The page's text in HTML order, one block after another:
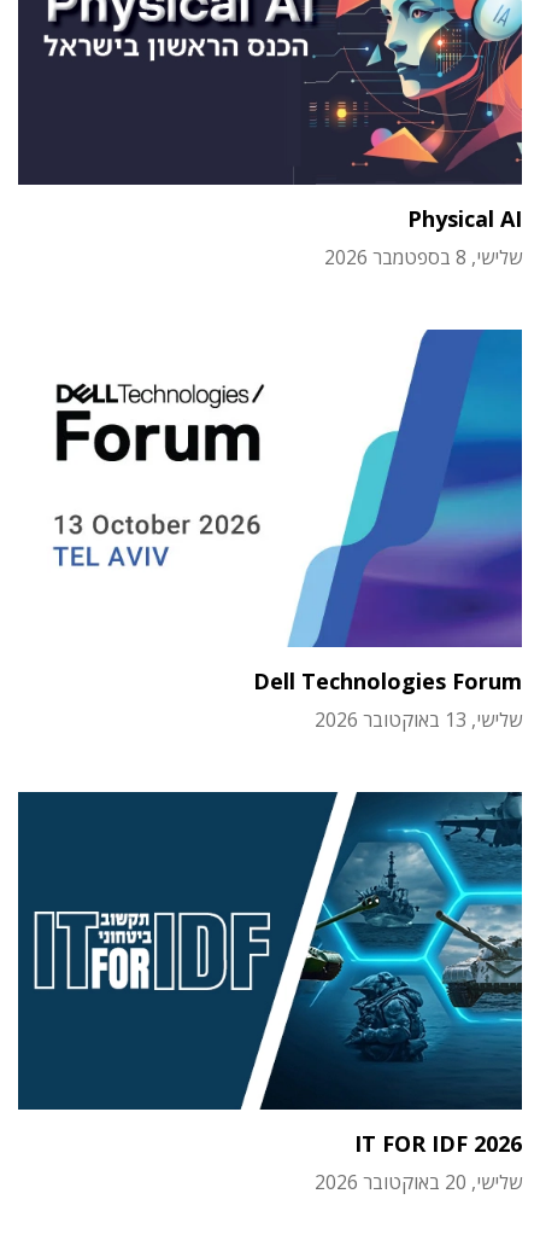
Physical AI
שלישי, 8 בספטמבר 2026
Dell Technologies Forum
שלישי, 13 באוקטובר 2026
IT FOR IDF 2026
שלישי, 20 באוקטובר 2026